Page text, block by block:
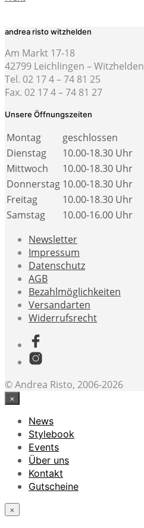
andrea risto witzhelden
Am Markt 17-18
42799 Leichlingen – Witzhelden
Tel. 02 17 4 – 74 81 25
Fax. 02 17 4 – 74 81 27
Unsere Öffnungszeiten
Montag
geschlossen
Dienstag
10.00-18.30 Uhr
Mittwoch
10.00-18.30 Uhr
Donnerstag 10.00-18.30 Uhr
Freitag
10.00-18.30 Uhr
Samstag
10.00-16.00 Uhr
Newsletter
Impressum
Datenschutz
AGB
Bezahlmöglichkeiten
Versandarten
Widerrufsrecht
© Andrea Risto, 2006-2026
×
News
Stylebook
Events
Über uns
Kontakt
Gutscheine
×